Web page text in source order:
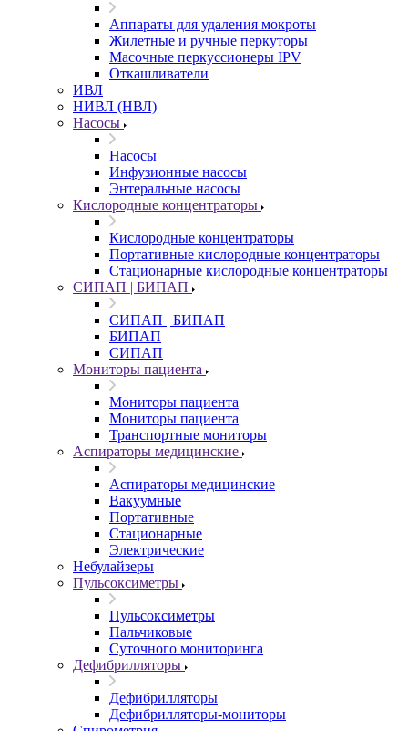
Аппараты для удаления мокроты
Жилетные и ручные перкуторы
Масочные перкуссионеры IPV
Откашливатели
ИВЛ
НИВЛ (НВЛ)
Насосы
Насосы
Инфузионные насосы
Энтеральные насосы
Кислородные концентраторы
Кислородные концентраторы
Портативные кислородные концентраторы
Стационарные кислородные концентраторы
СИПАП | БИПАП
СИПАП | БИПАП
БИПАП
СИПАП
Мониторы пациента
Мониторы пациента
Мониторы пациента
Транспортные мониторы
Аспираторы медицинские
Аспираторы медицинские
Вакуумные
Портативные
Стационарные
Электрические
Небулайзеры
Пульсоксиметры
Пульсоксиметры
Пальчиковые
Суточного мониторинга
Дефибрилляторы
Дефибрилляторы
Дефибрилляторы-мониторы